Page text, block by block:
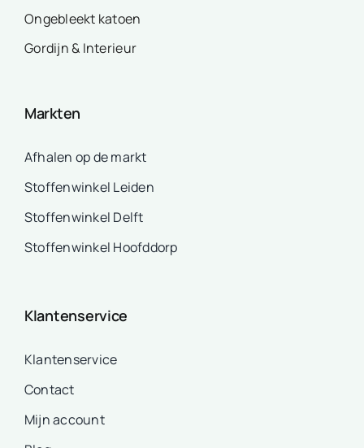
Ongebleekt katoen
Gordijn & Interieur
Markten
Afhalen op de markt
Stoffenwinkel Leiden
Stoffenwinkel Delft
Stoffenwinkel Hoofddorp
Klantenservice
Klantenservice
Contact
Mijn account